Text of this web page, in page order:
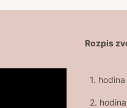
Rozpis
1. hodina
2. hodina